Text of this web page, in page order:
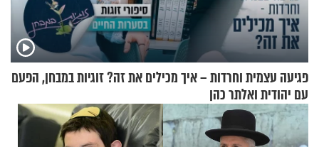
פגיעה עצמית וחרדות – איך מכילים את זה? זוגיות במבחן, הפעם
עם יהודית ואלתר כהן